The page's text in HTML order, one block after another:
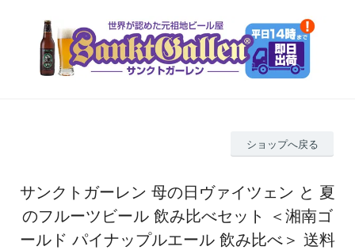
ショップへ戻る
サンクトガーレン 母の日ヴァイツェン と 夏
のフルーツビール 飲み比べセット ＜湘南ゴ
ールド パイナップルエール 飲み比べ＞ 送料